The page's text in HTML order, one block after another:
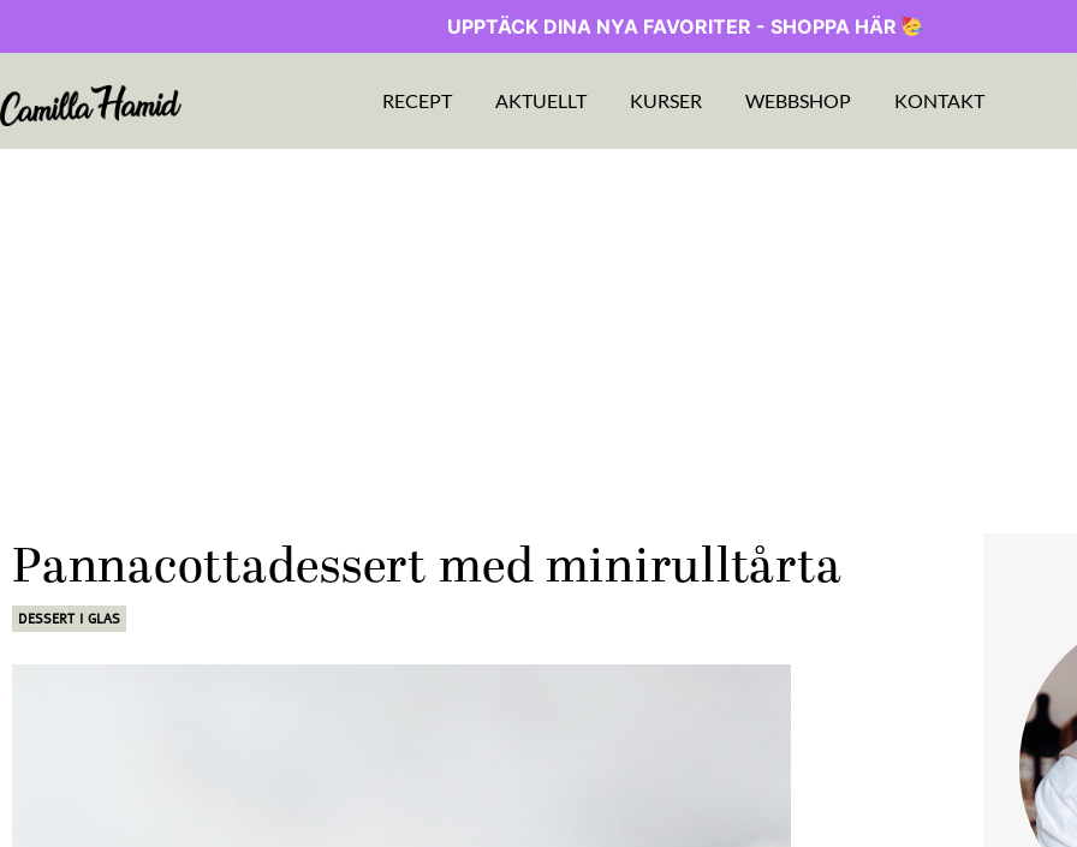
UPPTÄCK DINA NYA FAVORITER - SHOPPA HÄR
RECEPT AKTUELLT KURSER WEBBSHOP KONTAKT
Pannacottadessert med minirulltårta
DESSERT I GLAS